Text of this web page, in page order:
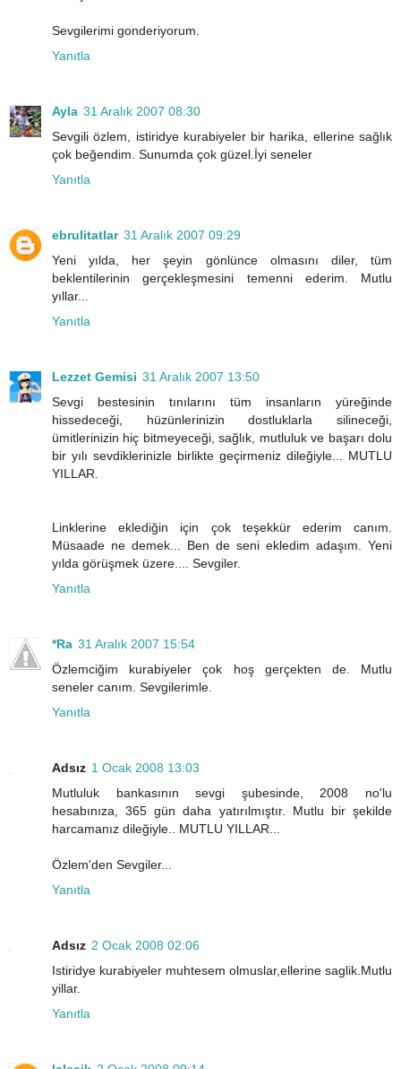
Sevgilerimi gonderiyorum.
Yanıtla
Ayla 31 Aralık 2007 08:30
Sevgili özlem, istiridye kurabiyeler bir harika, ellerine sağlık
çok beğendim. Sunumda çok güzel.İyi seneler
Yanıtla
ebrulitatlar 31 Aralık 2007 09:29
Yeni yılda, her şeyin gönlünce olmasını diler, tüm
beklentilerinin gerçekleşmesini temenni ederim. Mutlu
yıllar...
Yanıtla
Lezzet Gemisi 31 Aralık 2007 13:50
Sevgi bestesinin tınılarını tüm insanların yüreğinde
hissedeceği, hüzünlerinizin dostluklarla silineceği,
ümitlerinizin hiç bitmeyeceği, sağlık, mutluluk ve başarı dolu
bir yılı sevdiklerinizle birlikte geçirmeniz dileğiyle... MUTLU
YILLAR.
Linklerine eklediğin için çok teşekkür ederim canım.
Müsaade ne demek... Ben de seni ekledim adaşım. Yeni
yılda görüşmek üzere.... Sevgiler.
Yanıtla
*Ra 31 Aralık 2007 15:54
Özlemciğim kurabiyeler çok hoş gerçekten de. Mutlu
seneler canım. Sevgilerimle.
Yanıtla
Adsız 1 Ocak 2008 13:03
Mutluluk bankasının sevgi şubesinde, 2008 no'lu
hesabınıza, 365 gün daha yatırılmıştır. Mutlu bir şekilde
harcamanız dileğiyle.. MUTLU YILLAR...
Özlem'den Sevgiler...
Yanıtla
Adsız 2 Ocak 2008 02:06
Istiridye kurabiyeler muhtesem olmuslar,ellerine saglik.Mutlu
yillar.
Yanıtla